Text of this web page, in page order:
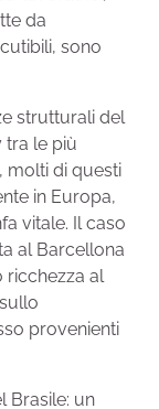
da
sono
strutturali del
tra le più
molti di questi
in Europa,
vitale. Il caso
al Barcellona
ricchezza al
provenienti
Brasile: un